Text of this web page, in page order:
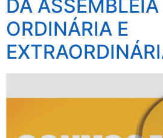
DA ASSEMBLEIA
ORDINÁRIA E